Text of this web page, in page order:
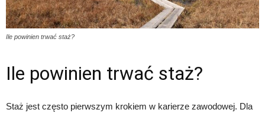
Ile powinien trwać staż?
Ile powinien trwać staż?
Staż jest często pierwszym krokiem w karierze zawodowej. Dla